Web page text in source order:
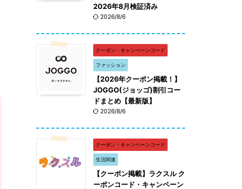
2026年8月検証済み
2026/8/6
クーポン・キャンペーンコード
ファッション
【2026年クーポン掲載！】
JOGGO(ジョッゴ)割引コー
ドまとめ【最新版】
2026/8/6
クーポン・キャンペーンコード
生活関連
【クーポン掲載】ラクスル ク
ーポンコード・キャンペーン